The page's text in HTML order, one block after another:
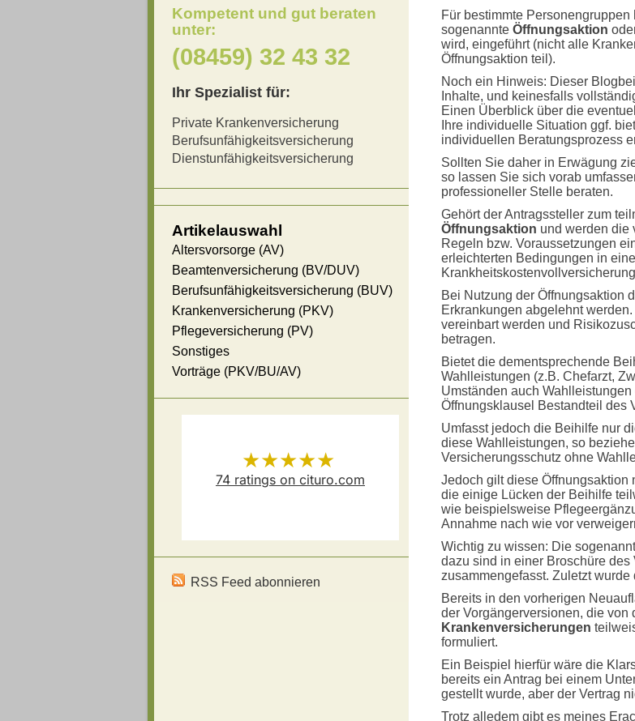
Für bestimmte
sogenannte Öffnungsaktion
wird, eingeführt (nicht alle
Öffnungsaktion teil).
Noch ein Hinweis: Dieser
Inhalte, und keinesfalls
Einen Überblick über die
Ihre individuelle Situation ggf.
individuellen Beratungsprozess
Sollten Sie daher in Erwägung
so lassen Sie sich vorab
professioneller Stelle beraten.
Gehört der Antragssteller zum
Öffnungsaktion und werden die
Regeln bzw. Voraussetzungen
erleichterten Bedingungen in
Bei Nutzung der Öffnungsaktion
Erkrankungen abgelehnt
vereinbart werden und
betragen.
Bietet die dementsprechende
Wahlleistungen (z.B. Chefarzt,
Umständen auch
Öffnungsklausel Bestandteil des
Umfasst jedoch die Beihilfe nur
diese Wahlleistungen, so
Versicherungsschutz ohne
Jedoch gilt diese Öffnungsaktion
die einige Lücken der Beihilfe
wie beispielsweise
Annahme nach wie vor
Wichtig zu wissen: Die
dazu sind in einer Broschüre
zusammengefasst. Zuletzt wurde
Bereits in den vorherigen
der Vorgängerversionen, die von
Krankenversicherungen
formuliert.
Ein Beispiel hierfür wäre die
bereits ein Antrag bei einem
gestellt wurde, aber der Vertrag
Trotz alledem gibt es meines
Kompetent und gut beraten
unter:
(08459) 32 43 32
Ihr Spezialist für:
Private Krankenversicherung
Berufsunfähigkeitsversicherung
Dienstunfähigkeitsversicherung
Artikelauswahl
Altersvorsorge (AV)
Beamtenversicherung (BV/DUV)
Berufsunfähigkeitsversicherung (BUV)
Krankenversicherung (PKV)
Pflegeversicherung (PV)
Sonstiges
Vorträge (PKV/BU/AV)
Schösserhas
★★★★★
74 ratings on cituro.com
RSS Feed abonnieren